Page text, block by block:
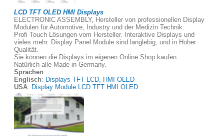
LCD TFT OLED HMI Displays
ELECTRONIC ASSEMBLY, Hersteller von professionellen Display
Modulen für Automotive, Industry und der Medizin Technik.
Profi Touch Lösungen vom Hersteller. Interaktive Displays und
vieles mehr. Display Panel Module sind langlebig, und in Hoher
Qualität.
Sie können die Displays im eigenen Online Shop kaufen.
Natürlich alle Made in Germany.
Sprachen:
Englisch: Displays TFT LCD, HMI OLED
USA: Display Module LCD TFT HMI OLED